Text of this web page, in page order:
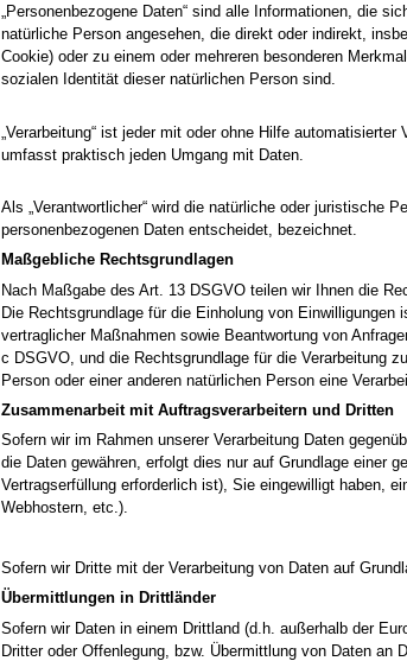
„Personenbezogene Daten“ sind alle Informationen, die
natürliche Person angesehen, die direkt oder indirekt,
Cookie) oder zu einem oder mehreren besonderen
sozialen Identität dieser natürlichen Person sind.
„Verarbeitung“ ist jeder mit oder ohne Hilfe
umfasst praktisch jeden Umgang mit Daten.
Als „Verantwortlicher“ wird die natürliche oder juristische
personenbezogenen Daten entscheidet, bezeichnet.
Maßgebliche Rechtsgrundlagen
Nach Maßgabe des Art. 13 DSGVO teilen wir Ihnen die
Die Rechtsgrundlage für die Einholung von
vertraglicher Maßnahmen sowie Beantwortung von
c DSGVO, und die Rechtsgrundlage für die Verarbeitung
Person oder einer anderen natürlichen Person eine
Zusammenarbeit mit Auftragsverarbeitern und Dritten
Sofern wir im Rahmen unserer Verarbeitung Daten
die Daten gewähren, erfolgt dies nur auf Grundlage einer
Vertragserfüllung erforderlich ist), Sie eingewilligt haben,
Webhostern, etc.).
Sofern wir Dritte mit der Verarbeitung von Daten auf
Übermittlungen in Drittländer
Sofern wir Daten in einem Drittland (d.h. außerhalb der
Dritter oder Offenlegung, bzw. Übermittlung von Daten